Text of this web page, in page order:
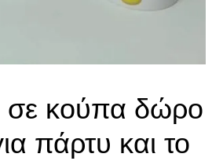
κούπα δώρο
πάρτυ και το